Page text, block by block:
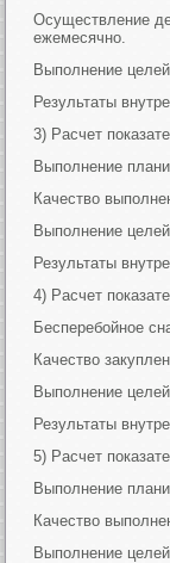
Осуществление
ежемесячно.
Выполнение
Результаты
3) Расчет
Выполнение
Качество
Выполнение
Результаты
4) Расчет
Бесперебойное
Качество
Выполнение
Результаты
5) Расчет
Выполнение
Качество
Выполнение